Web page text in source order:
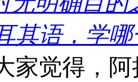
其语，学
家觉得，